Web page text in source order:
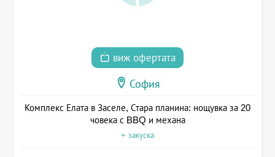
виж офертата
София
Комплекс Елата в Заселе, Стара планина: нощувка за 20
човека с BBQ и механа
+ закуска